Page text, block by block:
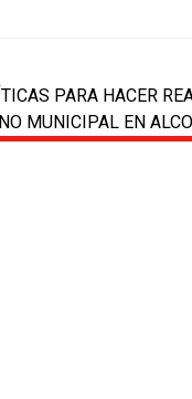
PARA HACER
MUNICIPAL EN